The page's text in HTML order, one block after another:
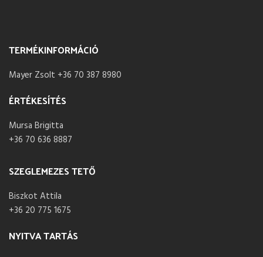
TERMÉKINFORMÁCIÓ
Mayer Zsolt +36 70 387 8980
ÉRTÉKESÍTÉS
Mursa Brigitta
+36 70 636 8887
SZEGLEMEZES TETŐ
Biszkot Attila
+36 20 775 1675
NYITVA TARTÁS